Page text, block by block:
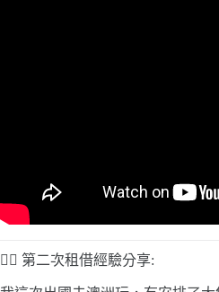
🙋‍♀️ 第二次租借經驗分享: